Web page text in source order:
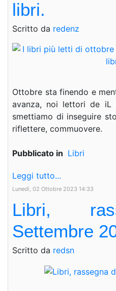
libri.
Scritto da redenz
Ottobre sta finendo e
avanza, noi lettori de iL
smettiamo di inseguire
riflettere, commuovere.
Pubblicato in Libri
Leggi tutto...
Lunedì, 02 Ottobre 2023 14:33
Libri,
Settembre
Scritto da redsn